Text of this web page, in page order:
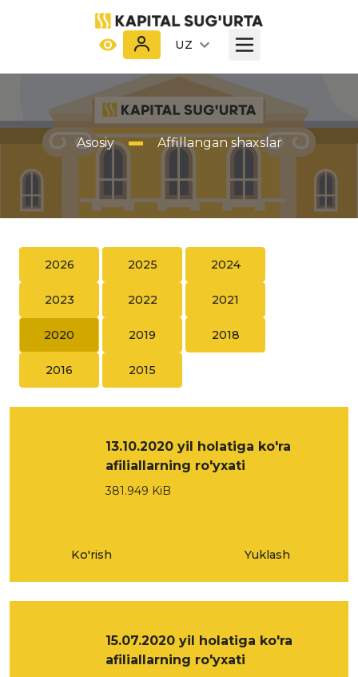
UZ
Asosiy Affillangan shaxslar
2026 2025 2024
2023 2022 2021
2020 2019 2018
2016 2015
13.10.2020 yil holatiga ko'ra
afiliallarning ro'yxati
381.949 KiB
Ko'rish Yuklash
15.07.2020 yil holatiga ko'ra
afiliallarning ro'yxati